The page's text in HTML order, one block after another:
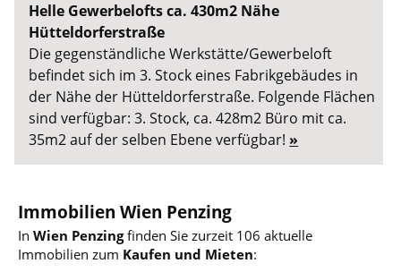
Helle Gewerbelofts ca. 430m2 Nähe
Hütteldorferstraße
Die gegenständliche Werkstätte/Gewerbeloft
befindet sich im 3. Stock eines Fabrikgebäudes in
der Nähe der Hütteldorferstraße. Folgende Flächen
sind verfügbar: 3. Stock, ca. 428m2 Büro mit ca.
35m2 auf der selben Ebene verfügbar! »
Immobilien Wien Penzing
InWien Penzingfinden Sie zurzeit 106 aktuelle
Immobilien zum Kaufen und Mieten: